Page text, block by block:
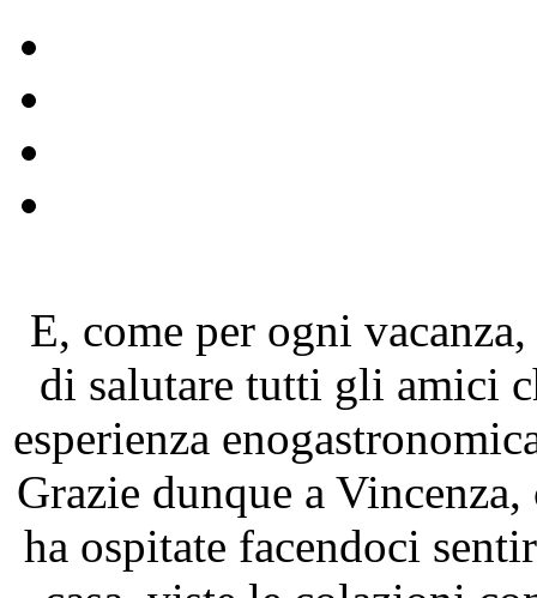
E, come per ogni
di salutare tutti gli amici
esperienza
Grazie dunque a
ha ospitate facendoci